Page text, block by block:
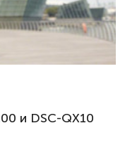
и DSC-QX10